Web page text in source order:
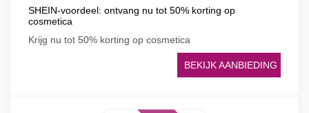
SHEIN-voordeel: ontvang nu tot 50% korting op
cosmetica
Krijg nu tot 50% korting op cosmetica
BEKIJK AANBIEDING